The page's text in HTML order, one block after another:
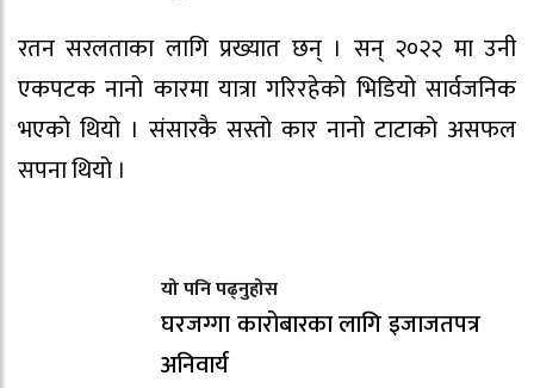
रतन सरलताका लागि प्रख्यात छन् । सन् २०२२ मा उनी
एकपटक नानो कारमा यात्रा गरिरहेको भिडियो सार्वजनिक
भएको थियो । संसारकै सस्तो कार नानो टाटाको असफल
सपना थियो ।
यो पनि पढ्नुहोस
घरजग्गा कारोबारका लागि इजाजतपत्र
अनिवार्य